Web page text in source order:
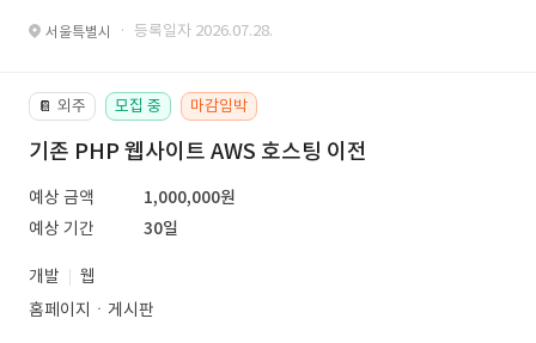
서울특별시 · 등록일자 2026.07.28.
📔 외주 모집 중 마감임박
기존 PHP 웹사이트 AWS 호스팅 이전
예상 금액
1,000,000원
예상 기간
30일
개발
웹
홈페이지ㆍ게시판